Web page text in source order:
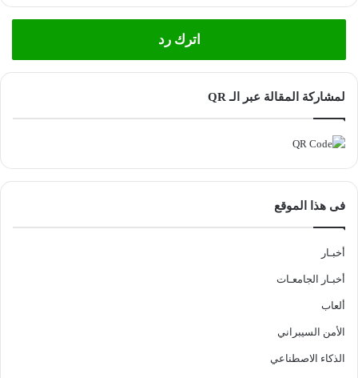
اترك رد
لمشاركة المقالة عبر الـ QR
فى هذا الموقع
أخبـار
أخبـار الجامعـات
ألعاب
الأمن السيبراني
الذكاء الاصطناعي